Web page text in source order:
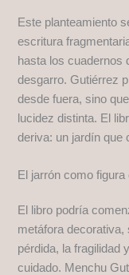
Este planteamiento
escritura
hasta los cuadernos
desgarro. Gutiérrez
desde fuera, sino
lucidez distinta. El
deriva: un jardín que
El jarrón como figura
El libro podría
metáfora decorativa,
pérdida, la fragilidad
cuidado. Menchu